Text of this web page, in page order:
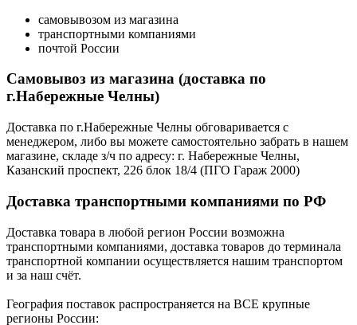
самовывозом из магазина
транспортными компаниями
почтой России
Самовывоз из магазина (доставка по
г.Набережные Челны)
Доставка по г.Набережные Челны обговаривается с
менеджером, либо вы можете самостоятельно забрать в нашем
магазине, складе з/ч по адресу: г. Набережные Челны,
Казанский проспект, 226 блок 18/4 (ПГО Гараж 2000)
Доставка транспортными компаниями по РФ
Доставка товара в любой регион России возможна
транспортными компаниями, доставка товаров до терминала
транспортной компании осуществляется нашим транспортом
и за наш счёт.
География поставок распространяется на ВСЕ крупные
регионы России: